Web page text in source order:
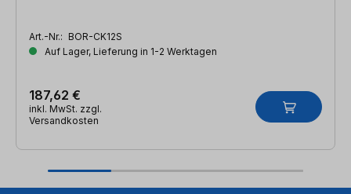
Art.-Nr.: BOR-CK12S
Auf Lager, Lieferung in 1-2 Werktagen
187,62 €
inkl. MwSt. zzgl.
Versandkosten